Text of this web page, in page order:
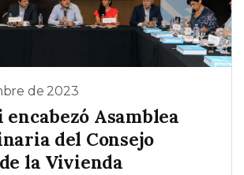
de 2023
Asamblea
del Consejo
la Vivienda